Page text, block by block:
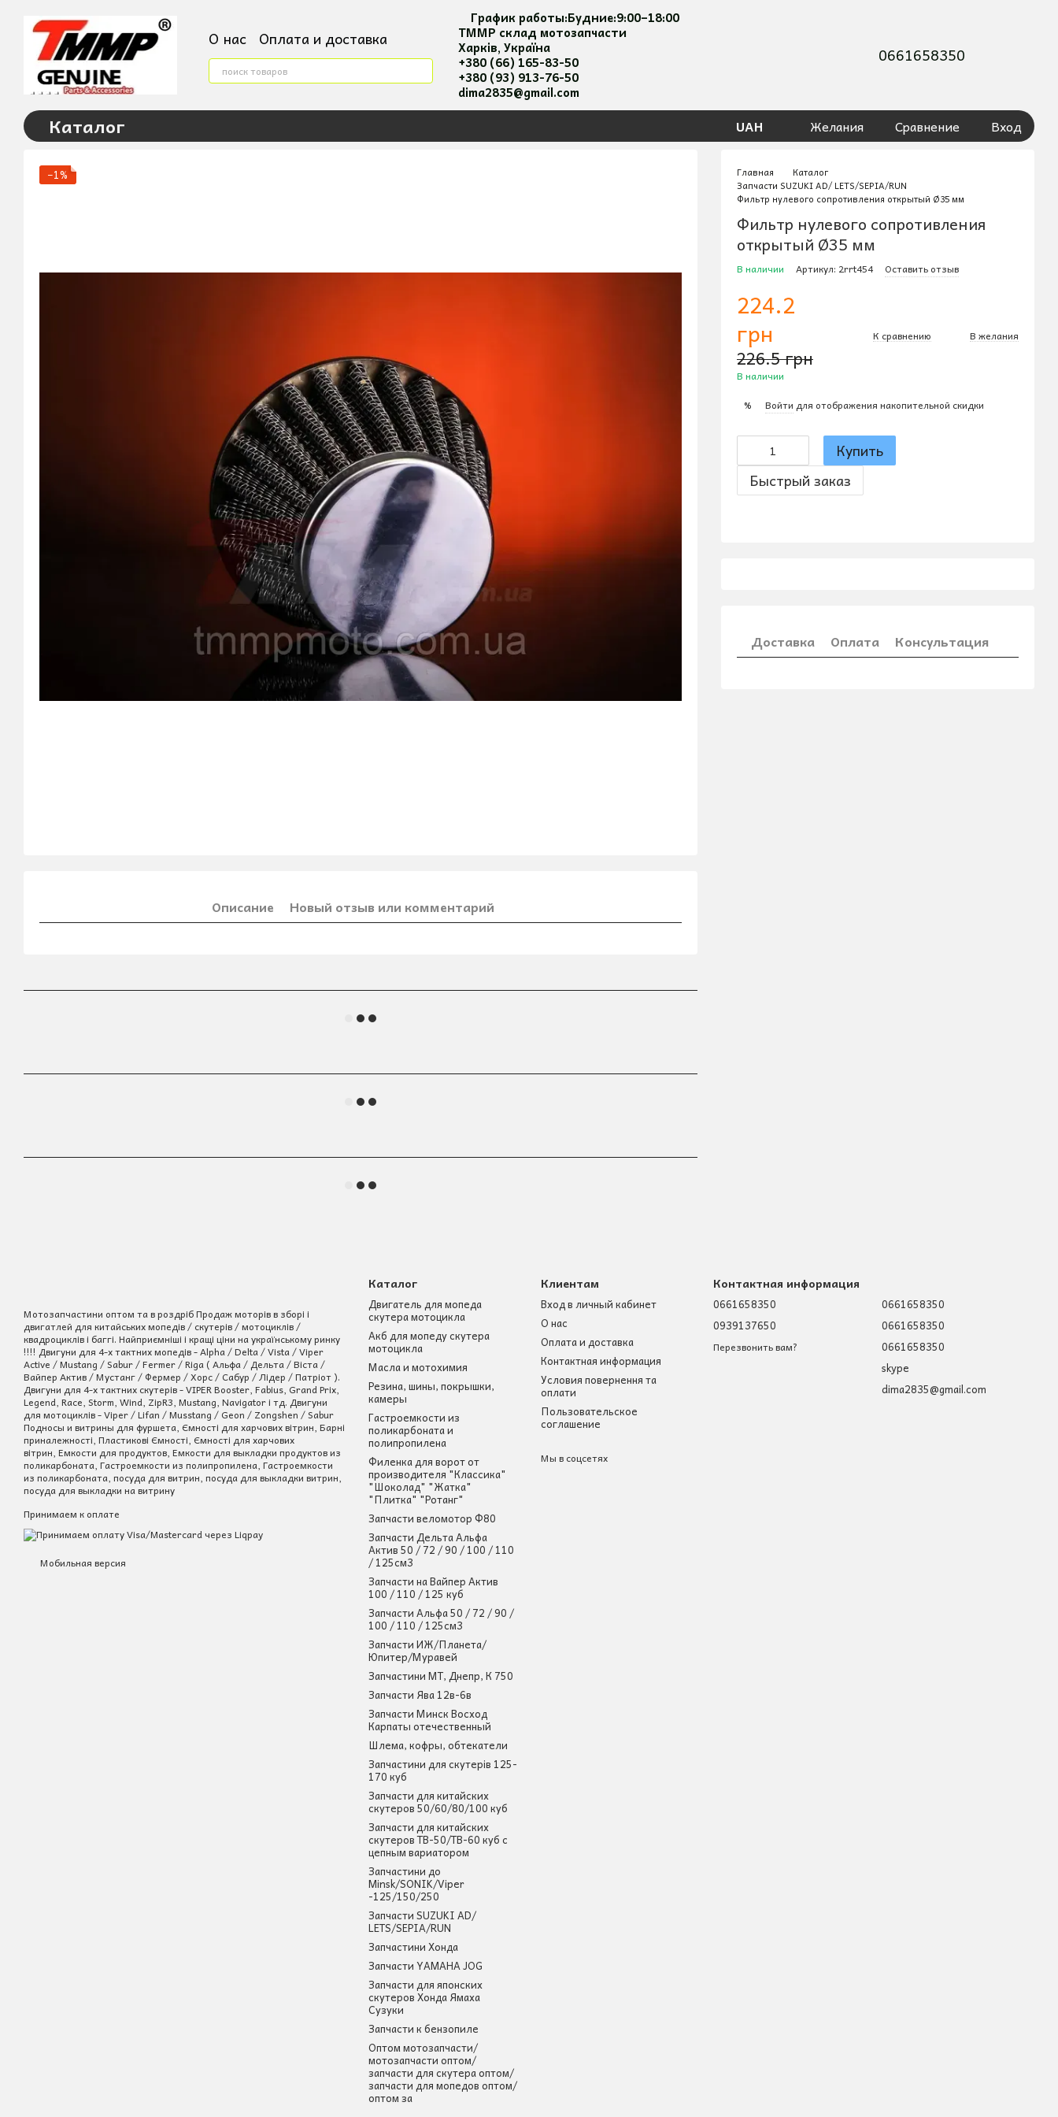
О нас Оплата и доставка
Контактная информация
Условия повернення та оплати
Пользовательское соглашение
График работы:Будние:9:00–18:00
ТММР склад мотозапчасти
Харків, Україна
+380 (66) 165-83-50
+380 (93) 913-76-50
dima2835@gmail.com
0661658350
Каталог UAH Желания Сравнение Вход
Главная
Каталог
Запчасти SUZUKI AD/ LETS/SEPIA/RUN
Фильтр нулевого сопротивления открытый Ø35 мм
Фильтр нулевого сопротивления
открытый Ø35 мм
В наличии Артикул: 2rrt454 Оставить отзыв
224.2
грн
226.5 грн
В наличии
К сравнению В желания
% Войти для отображения накопительной скидки
Купить
Быстрый заказ
Доставка Оплата Консультация
−1%
Описание Новый отзыв или комментарий
Мотозапчастини оптом та в роздріб Продаж моторів в зборі і
двигатлей для китайських мопедів / скутерів / мотоциклів /
квадроциклів і баггі. Найприємніші і кращі ціни на українському ринку
!!!! Двигуни для 4-х тактних мопедів - Alpha / Delta / Vista / Viper
Active / Mustang / Sabur / Fermer / Riga ( Альфа / Дельта / Віста /
Вайпер Актив / Мустанг / Фермер / Хорс / Сабур / Лідер / Патріот ).
Двигуни для 4-х тактних скутерів - VIPER Booster, Fabius, Grand Prix,
Legend, Race, Storm, Wind, ZipR3, Mustang, Navigator і тд. Двигуни
для мотоциклів - Viper / Lifan / Musstang / Geon / Zongshen / Sabur
Подносы и витрины для фуршета, Ємності для харчових вітрин, Барні
приналежності, Пластикові Ємності, Ємності для харчових
вітрин, Емкости для продуктов, Емкости для выкладки продуктов из
поликарбоната, Гастроемкости из полипропилена, Гастроемкости
из поликарбоната, посуда для витрин, посуда для выкладки витрин,
посуда для выкладки на витрину
Принимаем к оплате
Мобильная версия
Каталог
Двигатель для мопеда
скутера мотоцикла
Акб для мопеду скутера
мотоцикла
Масла и мотохимия
Резина, шины, покрышки,
камеры
Гастроемкости из
поликарбоната и
полипропилена
Филенка для ворот от
производителя "Классика"
"Шоколад" "Жатка"
"Плитка" "Ротанг"
Запчасти веломотор Ф80
Запчасти Дельта Альфа
Актив 50 / 72 / 90 / 100 / 110
/ 125см3
Запчасти на Вайпер Актив
100 / 110 / 125 куб
Запчасти Альфа 50 / 72 / 90 /
100 / 110 / 125см3
Запчасти ИЖ/Планета/
Юпитер/Муравей
Запчастини МТ, Днепр, К 750
Запчасти Ява 12в-6в
Запчасти Минск Восход
Карпаты отечественный
Шлема, кофры, обтекатели
Запчастини для скутерів 125-
170 куб
Запчасти для китайских
скутеров 50/60/80/100 куб
Запчасти для китайских
скутеров ТВ-50/ТВ-60 куб с
цепным вариатором
Запчастини до
Minsk/SONIK/Viper
-125/150/250
Запчасти SUZUKI AD/
LETS/SEPIA/RUN
Запчастини Хонда
Запчасти YAMAHA JOG
Запчасти для японских
скутеров Хонда Ямаха
Сузуки
Запчасти к бензопиле
Оптом мотозапчасти/
мотозапчасти оптом/
запчасти для скутера оптом/
запчасти для мопедов оптом/
оптом за
Клиентам
Вход в личный кабинет
О нас
Оплата и доставка
Контактная информация
Условия повернення та
оплати
Пользовательское
соглашение
Мы в соцсетях
Контактная информация
0661658350
0939137650
Перезвонить вам?
0661658350
0661658350
0661658350
skype
dima2835@gmail.com